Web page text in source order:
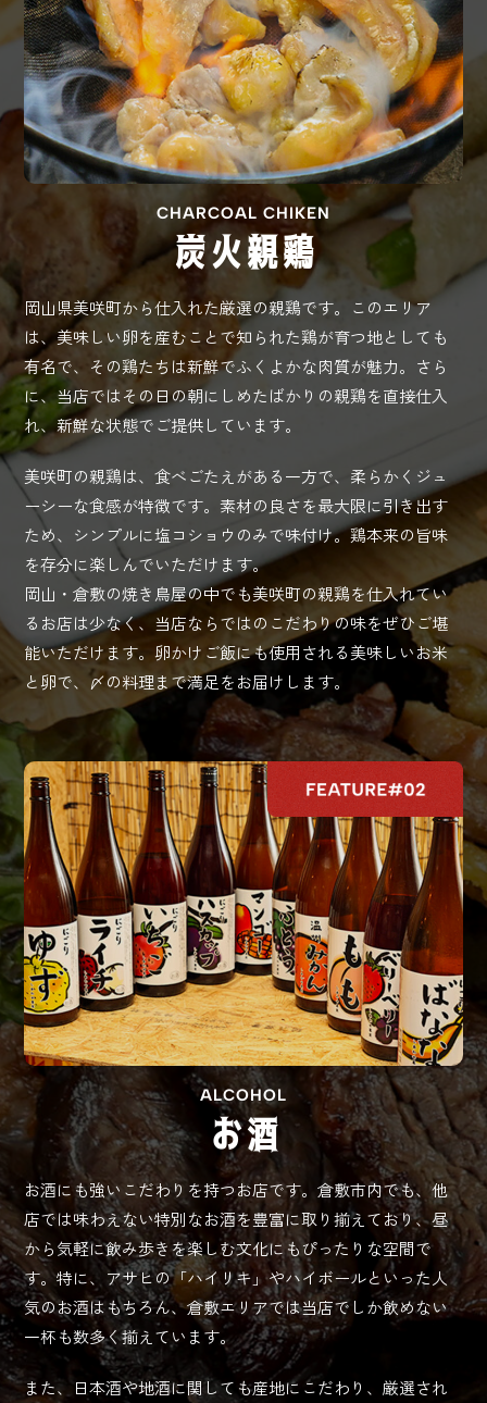
CHARCOAL CHIKEN
炭火親鶏
岡山県美咲町から仕入れた厳選の親鶏です。このエリア
は、美味しい卵を産むことで知られた鶏が育つ地としても
有名で、その鶏たちは新鮮でふくよかな肉質が魅力。さら
に、当店ではその日の朝にしめたばかりの親鶏を直接仕入
れ、新鮮な状態でご提供しています。
美咲町の親鶏は、食べごたえがある一方で、柔らかくジュ
ーシーな食感が特徴です。素材の良さを最大限に引き出す
ため、シンプルに塩コショウのみで味付け。鶏本来の旨味
を存分に楽しんでいただけます。
岡山・倉敷の焼き鳥屋の中でも美咲町の親鶏を仕入れてい
るお店は少なく、当店ならではのこだわりの味をぜひご堪
能いただけます。卵かけご飯にも使用される美味しいお米
と卵で、〆の料理まで満足をお届けします。
ALCOHOL
お酒
お酒にも強いこだわりを持つお店です。倉敷市内でも、他
店では味わえない特別なお酒を豊富に取り揃えており、昼
から気軽に飲み歩きを楽しむ文化にもぴったりな空間で
す。特に、アサヒの「ハイリキ」やハイボールといった人
気のお酒はもちろん、倉敷エリアでは当店でしか飲めない
一杯も数多く揃えています。
また、日本酒や地酒に関しても産地にこだわり、厳選され